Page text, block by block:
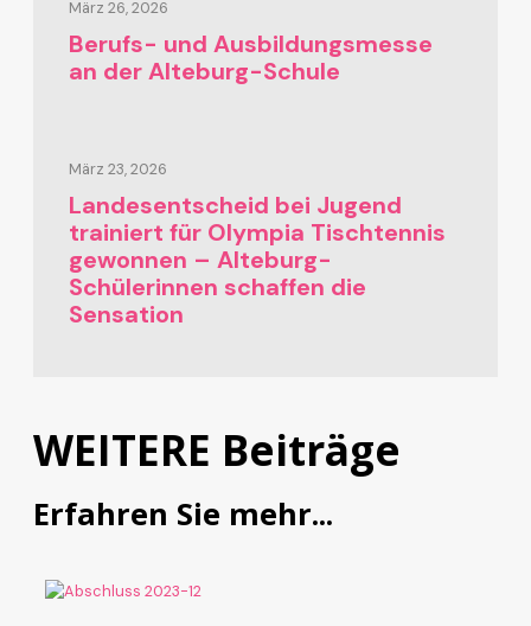
März 26, 2026
Berufs- und Ausbildungsmesse
an der Alteburg-Schule
März 23, 2026
Landesentscheid bei Jugend
trainiert für Olympia Tischtennis
gewonnen – Alteburg-
Schülerinnen schaffen die
Sensation
WEITERE Beiträge
Erfahren Sie mehr...